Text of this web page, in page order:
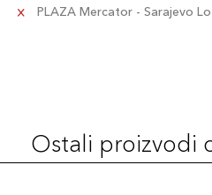
PLAZA Mercator - Sarajevo
Ostali proizvodi